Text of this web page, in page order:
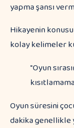
yapma şansı
Hikayenin
kolay kelimeler
"Oyun
Oyun süresini
dakika